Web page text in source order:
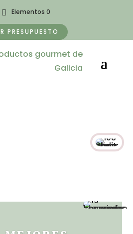
Elementos 0
PRESUPUESTO